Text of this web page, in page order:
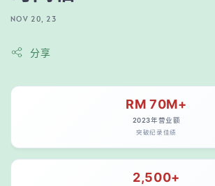
NOV 20, 23
分享
RM 70M+
2023年营业额
突破纪录佳绩
2,500+